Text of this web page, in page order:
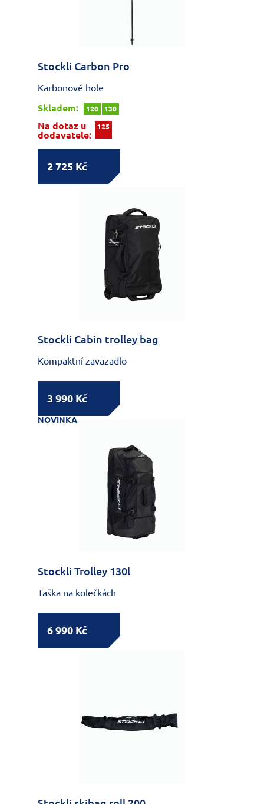
Stockli Carbon Pro
Karbonové hole
Skladem:
120 130
Na dotaz u
dodavatele:
125
2 725 Kč
Stockli Cabin trolley bag
Kompaktní zavazadlo
3 990 Kč
NOVINKA
Stockli Trolley 130l
Taška na kolečkách
6 990 Kč